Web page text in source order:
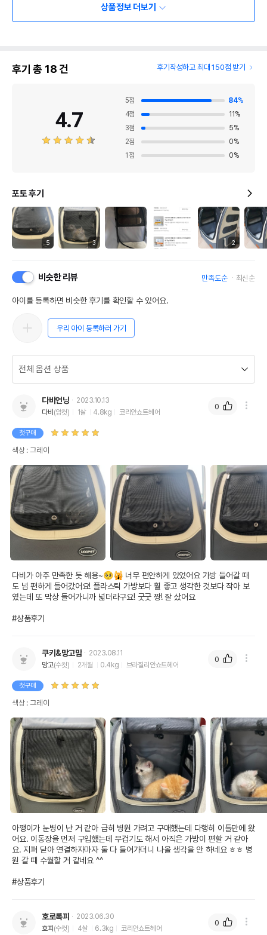
상품정보 더보기
후기 총 18건 후기작성하고 최대 150점 받기
4.7
5점 84%
4점 11 %
3점 5%
2점 0%
1 점 0%
포토 후기
5 3 2
비슷한 리뷰 만족도순 최신순
아이를 등록하면 비슷한 후기를 확인할 수 있어요.
우리 아이 등록하러 가기
다비언닝
2023.10.13
다비 (암컷) 1살 4.8kg 코리안쇼트헤어
첫구매
색상 : 그레이
다비가 아주 만족한 듯 해용~🥺🙀 너무 편안하게 있었어요 가방 들어갈 때
도 넘 편하게 들어갔어요! 플라스틱 가방보다 훨 좋고 생각한 것보다 작아 보
였는데 또 막상 들어가니까 넓더라구요! 굿굿 짱! 잘 샀어요
#상품후기
0
쿠키&망고맘
2023.08.11
망고(수컷) 2개월 0.4kg 브라질리안쇼트헤어
첫구매
색상 : 그레이
아깽이가 눈병이 난 거 같아 급히 병원 가려고 구매했는데 다행히 이틀만에 왔
어요. 이동장을 먼저 구입했는데 무겁기도 해서 아직은 가방이 편할 거 같아
요. 지퍼 닫아 연결하자마자 둘 다 들어가더니 나올 생각을 안 하네요 ㅎㅎ 병
원 갈 때 수월할 거 같네요 ^^
#상품후기
0
호로록피
2023.06.30
호피 (수컷) 4살 6.3kg 코리안쇼트헤어
0